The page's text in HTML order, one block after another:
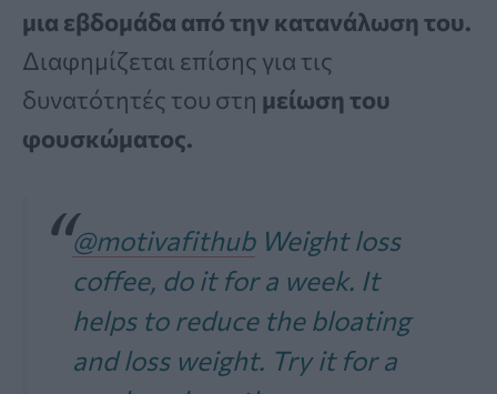
μια εβδομάδα από την κατανάλωση του.
Διαφημίζεται επίσης για τις
δυνατότητές του στη μείωση του
φουσκώματος.
@motivafithubWeight loss
coffee, do it for a week. It
helps to reduce the bloating
and loss weight. Try it for a